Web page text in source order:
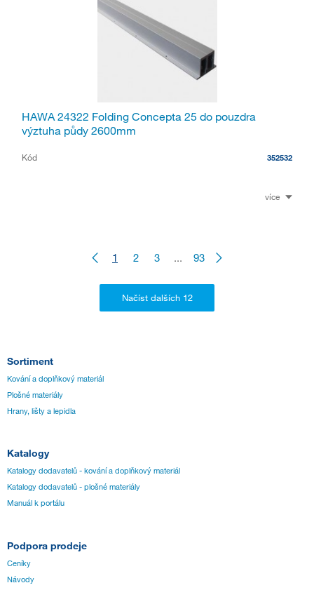
HAWA 24322 Folding Concepta 25 do pouzdra
výztuha půdy 2600mm
Kód 352532
více
1 2 3 ... 93
Sortiment
Kování a doplňkový materiál
Plošné materiály
Hrany, lišty a lepidla
Katalogy
Katalogy dodavatelů - kování a doplňkový materiál
Katalogy dodavatelů - plošné materiály
Manuál k portálu
Podpora prodeje
Ceníky
Návody